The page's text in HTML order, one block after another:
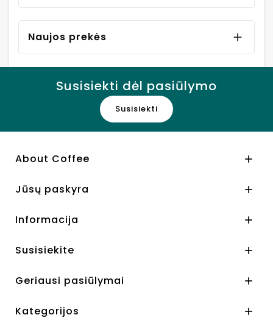
Naujos prekės 
Susisiekti dėl pasiūlymo
Susisiekti
About Coffee 
Jūsų paskyra 
Informacija 
Susisiekite 
Geriausi pasiūlymai 
Kategorijos 